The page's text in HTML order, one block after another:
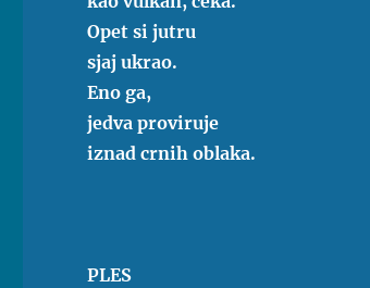
Opet si jutru
sjaj ukrao.
Eno ga,
jedva proviruje
iznad crnih oblaka.
PLES